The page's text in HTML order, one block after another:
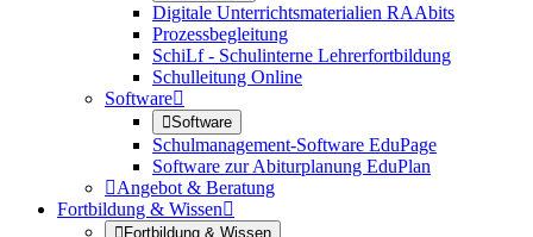
Digitale Unterrichtsmaterialien RAAbits
Prozessbegleitung
SchiLf - Schulinterne Lehrerfortbildung
Schulleitung Online
Software
Software
Schulmanagement-Software EduPage
Software zur Abiturplanung EduPlan
Angebot & Beratung
Fortbildung & Wissen
Fortbildung & Wissen